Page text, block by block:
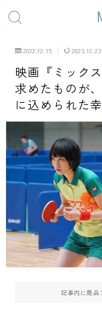
2022.12.15 2023.12.23
映画『ミック
求めたものが
に込められた
記事内に商品